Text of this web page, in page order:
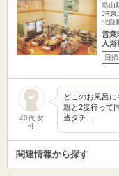
烏山
JR東
北自
営業
入浴
日帰
40代 女
性
どこのお風呂
親と2度行って
当タチ…
関連情報から探す